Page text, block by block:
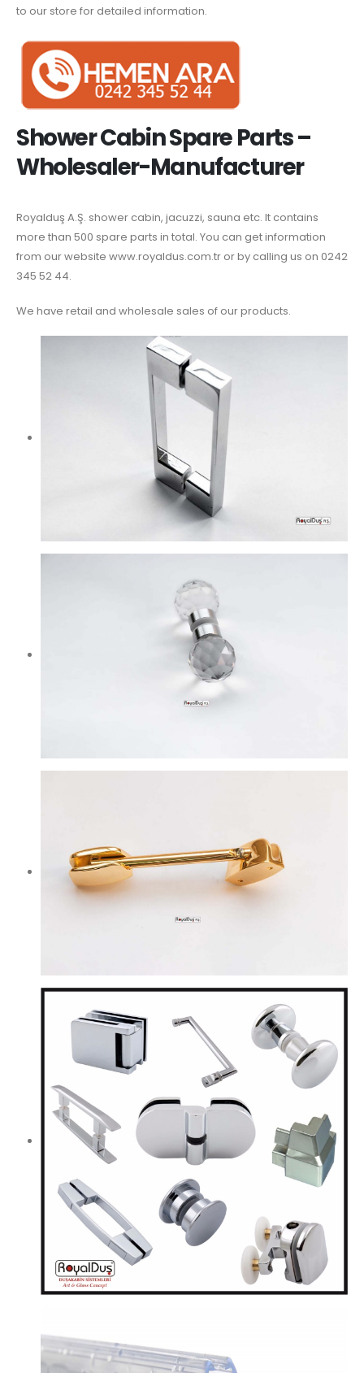
to our store for detailed information.
Shower Cabin Spare Parts –
Wholesaler-Manufacturer
Royalduş A.Ş. shower cabin, jacuzzi, sauna etc. It contains
more than 500 spare parts in total. You can get information
from our website www.royaldus.com.tr or by calling us on 0242
345 52 44.
We have retail and wholesale sales of our products.